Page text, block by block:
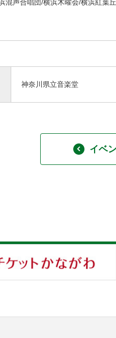
混声合唱団/横浜木曜会/横浜紅
神奈川県立音楽堂
イベ